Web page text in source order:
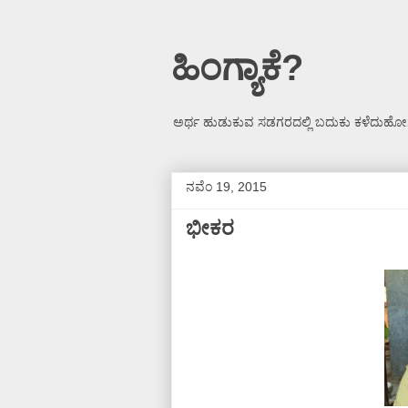
ಹಿಂಗ್ಯಾಕೆ?
ಅರ್ಥ ಹುಡುಕುವ ಸಡಗರದಲ್ಲಿ ಬದುಕು
ನವೆಂ 19, 2015
ಭೀಕರ